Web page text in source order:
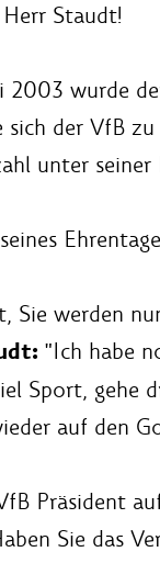
Staudt!
2003 wurde
der VfB zu
unter seiner
Sie werden
"Ich habe
Sport, gehe
auf den
Präsident
Sie das